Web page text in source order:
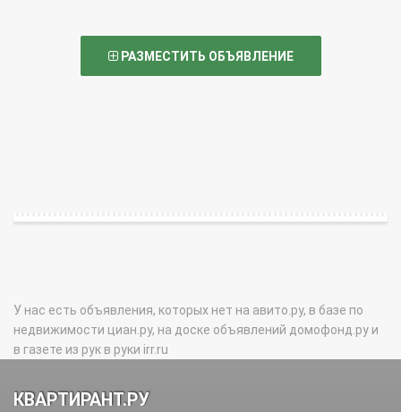
РАЗМЕСТИТЬ ОБЪЯВЛЕНИЕ
У нас есть объявления, которых нет на авито.ру, в базе по
недвижимости циан.ру, на доске объявлений домофонд.ру и
в газете из рук в руки irr.ru
КВАРТИРАНТ.РУ